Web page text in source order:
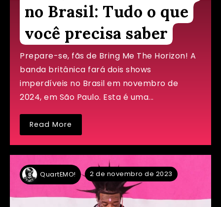
no Brasil: Tudo o que
você precisa saber
Prepare-se, fãs de Bring Me The Horizon! A
banda britânica fará dois shows
imperdíveis no Brasil em novembro de
2024, em São Paulo. Esta é uma...
Read More
QuartEMO! 2 de novembro de 2023